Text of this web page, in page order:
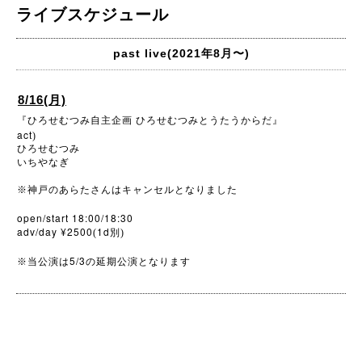
ライブスケジュール
past live(2021年8月〜)
8/16(月)
『ひろせむつみ自主企画 ひろせむつみとうたうからだ』
act)
ひろせむつみ
いちやなぎ
※神戸のあらたさんはキャンセルとなりました
open/start 18:00/18:30
adv/day ¥2500(1d 別)
※ 当公演は5/3の延期公演となります